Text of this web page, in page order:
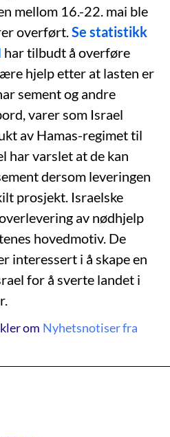
mellom 16.-22. mai ble
overført.Se statistikk
har tilbudt å overføre
hjelp etter at lasten er
sement og andre
varer som Israel
av Hamas-regimet til
har varslet at de kan
dersom leveringen
prosjekt. Israelske
av nødhjelp
hovedmotiv. De
interessert i å skape en
for å sverte landet i
om Nyhetsnotiser fra